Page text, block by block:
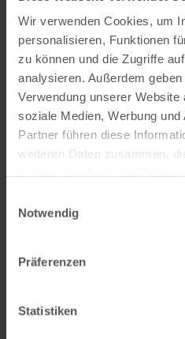
Wir verwenden Cookies, um
personalisieren, Funktionen
zu können und die Zugriffe
analysieren. Außerdem
Verwendung unserer
soziale Medien, Werbung
Partner führen diese
weiteren Daten zusammen,
Notwendig
Präferenzen
Statistiken
Verein Naturpark